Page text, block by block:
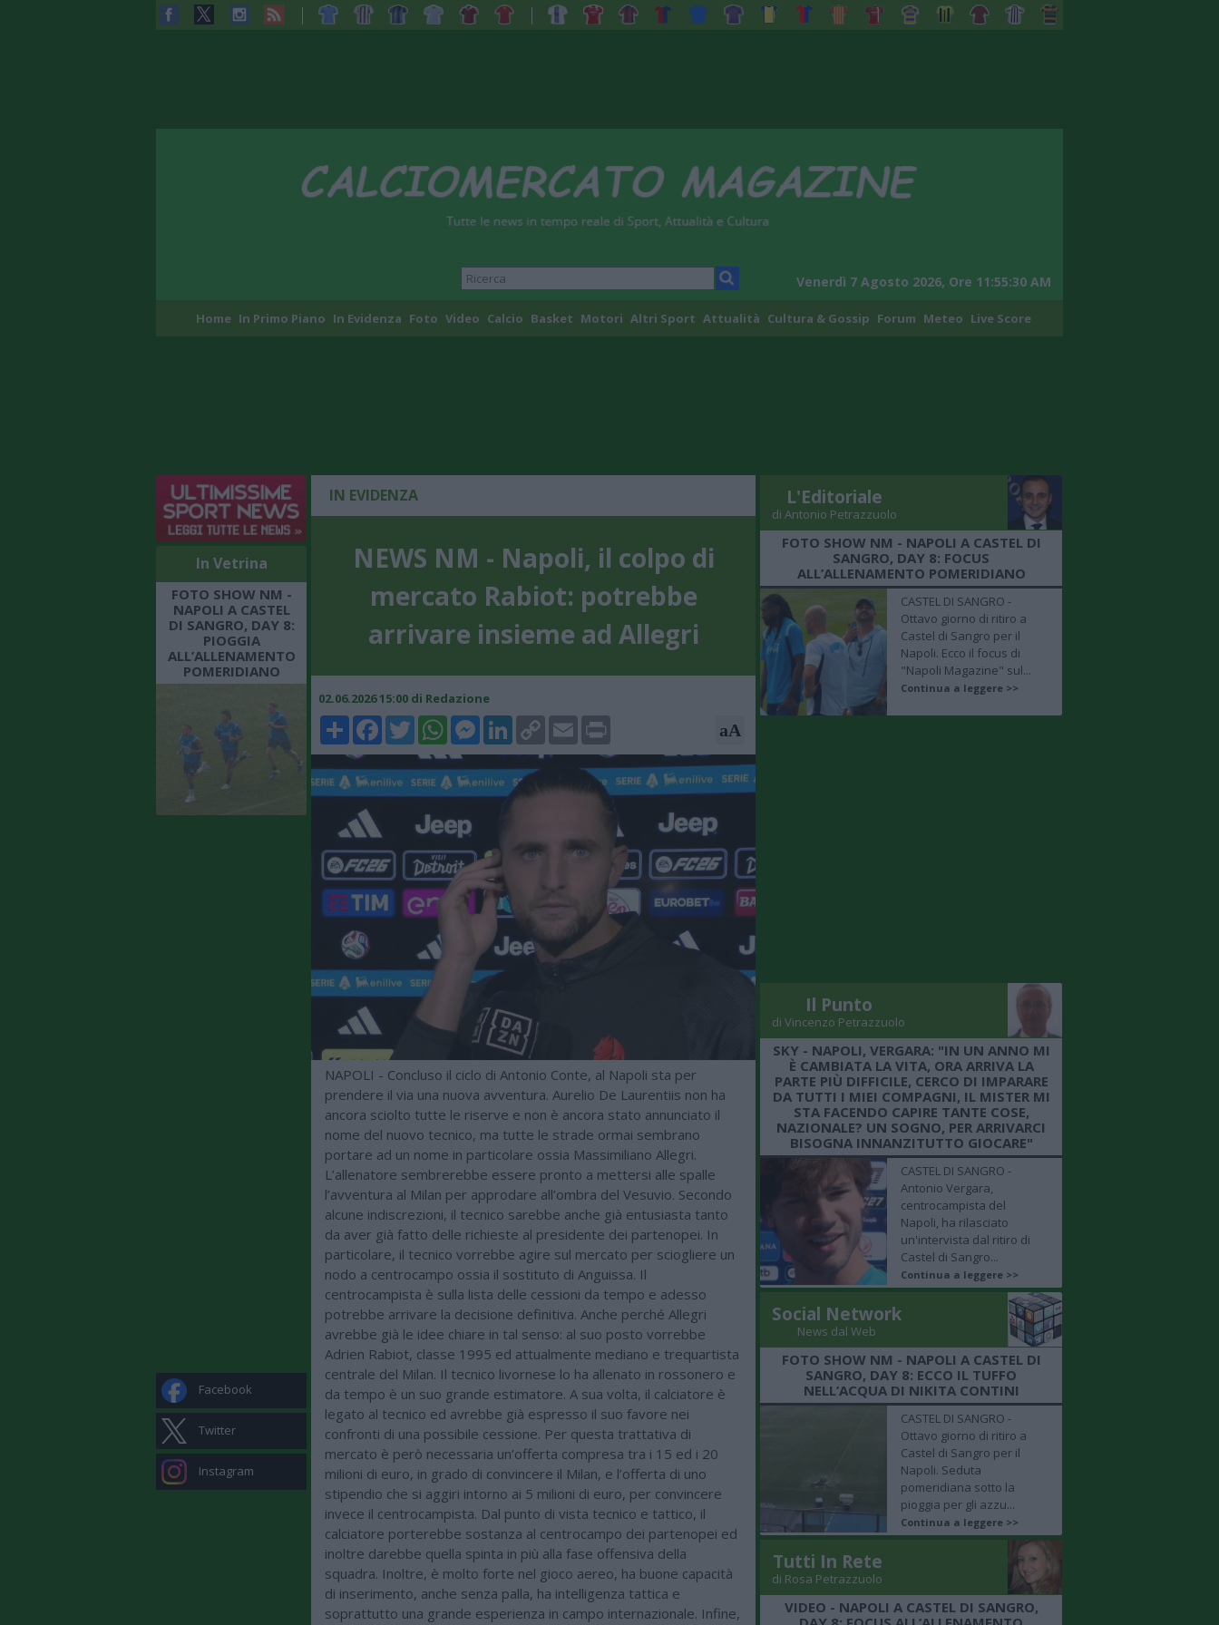
Venerdì 7 Agosto 2026, Ore 11:55:31 AM
Home In Primo Piano In Evidenza Foto Video Calcio Basket Motori Altri Sport Attualità Cultura & Gossip Forum Meteo Live Score
In Vetrina
FOTO SHOW NM -
NAPOLI A CASTEL
DI SANGRO, DAY 8:
PIOGGIA
ALL’ALLENAMENTO
POMERIDIANO
Facebook
Twitter
Instagram
IN EVIDENZA
NEWS NM - Napoli, il colpo di
mercato Rabiot: potrebbe
arrivare insieme ad Allegri
02.06.2026 15:00 di Redazione
ShareFacebookTwitterWhatsAppMessenger
LinkedIn
Copy
Link
Email Print aA
NAPOLI - Concluso il ciclo di Antonio Conte, al Napoli sta per
prendere il via una nuova avventura. Aurelio De Laurentiis non ha
ancora sciolto tutte le riserve e non è ancora stato annunciato il
nome del nuovo tecnico, ma tutte le strade ormai sembrano
portare ad un nome in particolare ossia Massimiliano Allegri.
L’allenatore sembrerebbe essere pronto a mettersi alle spalle
l’avventura al Milan per approdare all’ombra del Vesuvio. Secondo
alcune indiscrezioni, il tecnico sarebbe anche già entusiasta tanto
da aver già fatto delle richieste al presidente dei partenopei. In
particolare, il tecnico vorrebbe agire sul mercato per sciogliere un
nodo a centrocampo ossia il sostituto di Anguissa. Il
centrocampista è sulla lista delle cessioni da tempo e adesso
potrebbe arrivare la decisione definitiva. Anche perché Allegri
avrebbe già le idee chiare in tal senso: al suo posto vorrebbe
Adrien Rabiot, classe 1995 ed attualmente mediano e trequartista
centrale del Milan. Il tecnico livornese lo ha allenato in rossonero e
da tempo è un suo grande estimatore. A sua volta, il calciatore è
legato al tecnico ed avrebbe già espresso il suo favore nei
confronti di una possibile cessione. Per questa trattativa di
mercato è però necessaria un’offerta compresa tra i 15 ed i 20
milioni di euro, in grado di convincere il Milan, e l’offerta di uno
stipendio che si aggiri intorno ai 5 milioni di euro, per convincere
invece il centrocampista. Dal punto di vista tecnico e tattico, il
calciatore porterebbe sostanza al centrocampo dei partenopei ed
inoltre darebbe quella spinta in più alla fase offensiva della
squadra. Inoltre, è molto forte nel gioco aereo, ha buone capacità
di inserimento, anche senza palla, ha intelligenza tattica e
soprattutto una grande esperienza in campo internazionale. Infine,
L'Editoriale
di Antonio Petrazzuolo
FOTO SHOW NM - NAPOLI A CASTEL DI
SANGRO, DAY 8: FOCUS
ALL’ALLENAMENTO POMERIDIANO
CASTEL DI SANGRO -
Ottavo giorno di ritiro a
Castel di Sangro per il
Napoli. Ecco il focus di
"Napoli Magazine" sul...
Continua a leggere >>
Il Punto
di Vincenzo Petrazzuolo
SKY - NAPOLI, VERGARA: "IN UN ANNO MI
È CAMBIATA LA VITA, ORA ARRIVA LA
PARTE PIÙ DIFFICILE, CERCO DI IMPARARE
DA TUTTI I MIEI COMPAGNI, IL MISTER MI
STA FACENDO CAPIRE TANTE COSE,
NAZIONALE? UN SOGNO, PER ARRIVARCI
BISOGNA INNANZITUTTO GIOCARE"
CASTEL DI SANGRO -
Antonio Vergara,
centrocampista del
Napoli, ha rilasciato
un'intervista dal ritiro di
Castel di Sangro...
Continua a leggere >>
Social Network
News dal Web
FOTO SHOW NM - NAPOLI A CASTEL DI
SANGRO, DAY 8: ECCO IL TUFFO
NELL’ACQUA DI NIKITA CONTINI
CASTEL DI SANGRO -
Ottavo giorno di ritiro a
Castel di Sangro per il
Napoli. Seduta
pomeridiana sotto la
pioggia per gli azzu...
Continua a leggere >>
Tutti In Rete
di Rosa Petrazzuolo
VIDEO - NAPOLI A CASTEL DI SANGRO,